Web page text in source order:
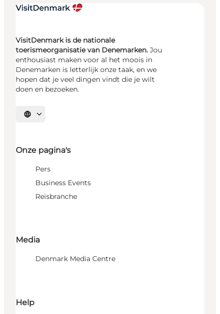
VisitDenmark is de nationale
toerismeorganisatie van Denemarken. Jou
enthousiast maken voor al het moois in
Denemarken is letterlijk onze taak, en we
hopen dat je veel dingen vindt die je wilt
doen en bezoeken.
Selecteer taal
Onze pagina's
Pers
Business Events
Reisbranche
Media
Denmark Media Centre
Help